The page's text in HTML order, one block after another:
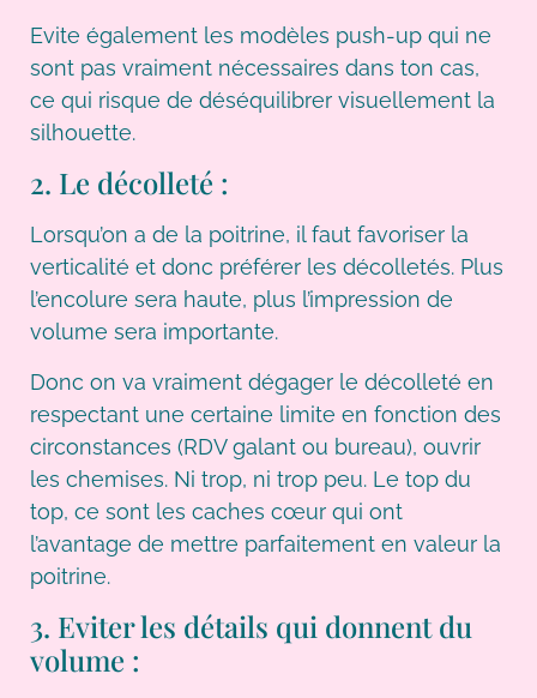
Evite également les modèles push-up qui ne
sont pas vraiment nécessaires dans ton cas,
ce qui risque de déséquilibrer visuellement la
silhouette.
2. Le décolleté :
Lorsqu’on a de la poitrine, il faut favoriser la
verticalité et donc préférer les décolletés. Plus
l’encolure sera haute, plus l’impression de
volume sera importante.
Donc on va vraiment dégager le décolleté en
respectant une certaine limite en fonction des
circonstances (RDV galant ou bureau), ouvrir
les chemises. Ni trop, ni trop peu. Le top du
top, ce sont les caches cœur qui ont
l’avantage de mettre parfaitement en valeur la
poitrine.
3. Eviter les détails qui donnent du
volume :